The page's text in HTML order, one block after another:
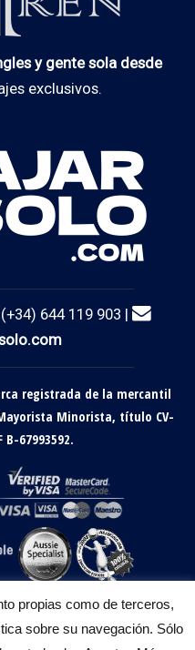
y gente sola desde
exclusivos.
644 119 903 |
registrada de la mercantil
Mayorista Minorista, título CV-
B-67993592.
propias como de terceros,
sobre su navegación. Sólo